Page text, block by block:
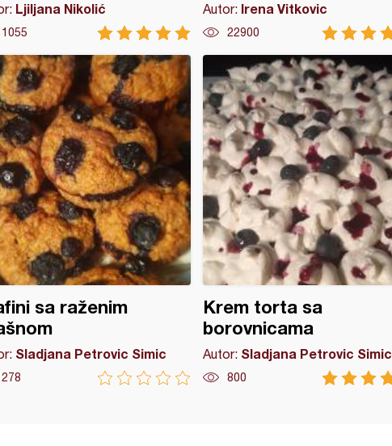
Ljiljana Nikolić
1055
Autor: Irena Vitkovic
22900
sa raženim
Sladjana Petrovic Simic
278
Krem torta sa
borovnicama
Autor: Sladjana Petrovic Simic
800